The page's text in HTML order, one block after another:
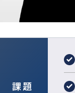
課題